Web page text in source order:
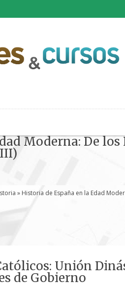
Moderna: De
» Historia de España en la Edad
Unión
de Gobierno